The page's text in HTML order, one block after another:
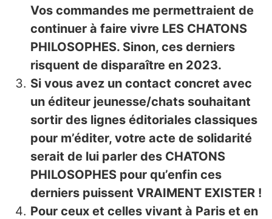
Vos commandes me permettraient de
continuer à faire vivre LES CHATONS
PHILOSOPHES. Sinon, ces derniers
risquent de disparaître en 2023.
Si vous avez un contact concret avec
un éditeur jeunesse/chats souhaitant
sortir des lignes éditoriales classiques
pour m’éditer, votre acte de solidarité
serait de lui parler des CHATONS
PHILOSOPHES pour qu’enfin ces
derniers puissent VRAIMENT EXISTER !
Pour ceux et celles vivant à Paris et en